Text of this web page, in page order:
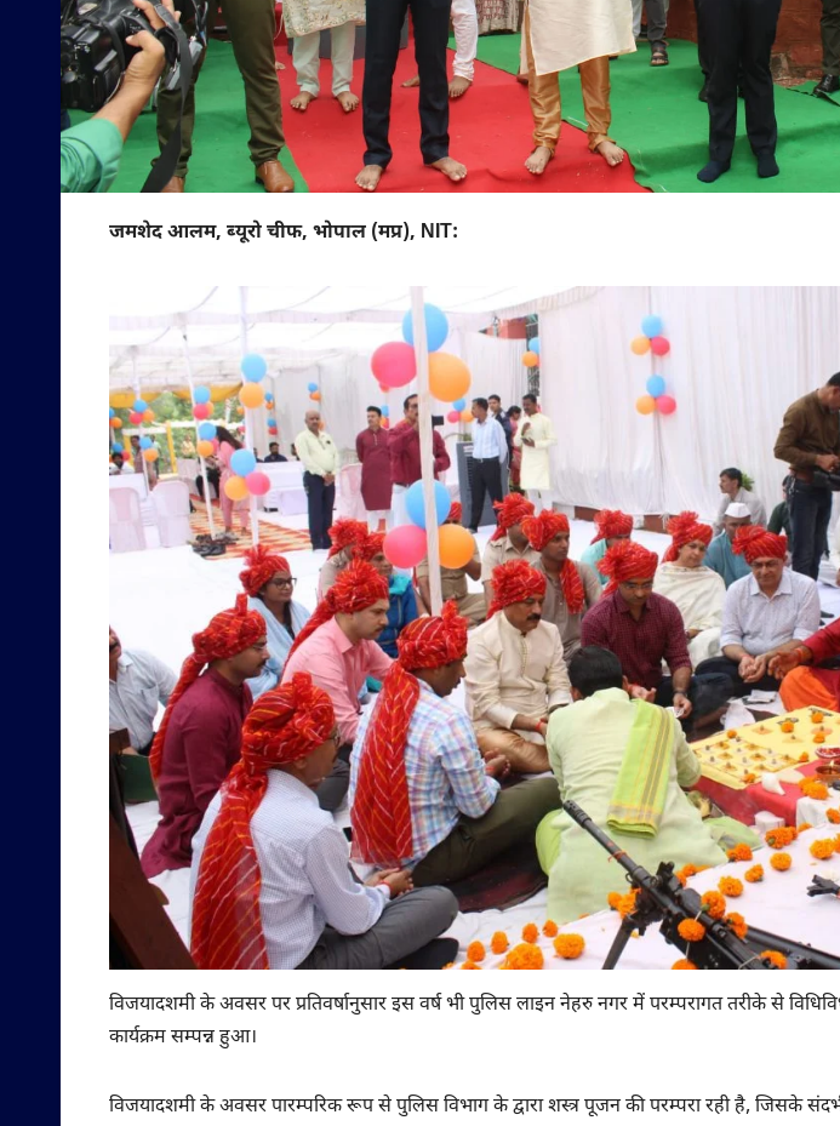
जमशेद आलम, ब्यूरो चीफ, भोपाल (मप्र), NIT:
विजयादशमी के अवसर पर प्रतिवर्षानुसार इस वर्ष भी पुलिस लाइन नेहरु नगर में परम्परागत तरीके से
कार्यक्रम सम्पन्न हुआ।
विजयादशमी के अवसर पारम्परिक रूप से पुलिस विभाग के द्वारा शस्त्र पूजन की परम्परा रही है, जिसके